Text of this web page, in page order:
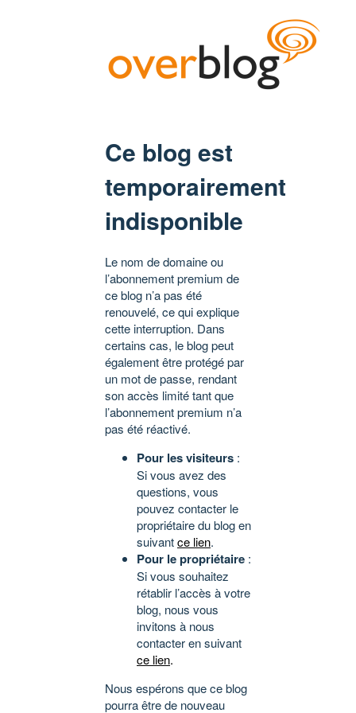
Ce blog est
temporairement
indisponible
Le nom de domaine ou
l’abonnement premium de
ce blog n’a pas été
renouvelé, ce qui explique
cette interruption. Dans
certains cas, le blog peut
également être protégé par
un mot de passe, rendant
son accès limité tant que
l’abonnement premium n’a
pas été réactivé.
Pour les visiteurs :
Si vous avez des
questions, vous
pouvez contacter le
propriétaire du blog en
suivantce lien.
Pour le propriétaire :
Si vous souhaitez
rétablir l’accès à votre
blog, nous vous
invitons à nous
contacter en suivant
ce lien.
Nous espérons que ce blog
pourra être de nouveau